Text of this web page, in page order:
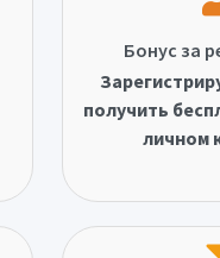
Бонус за
получить
личном